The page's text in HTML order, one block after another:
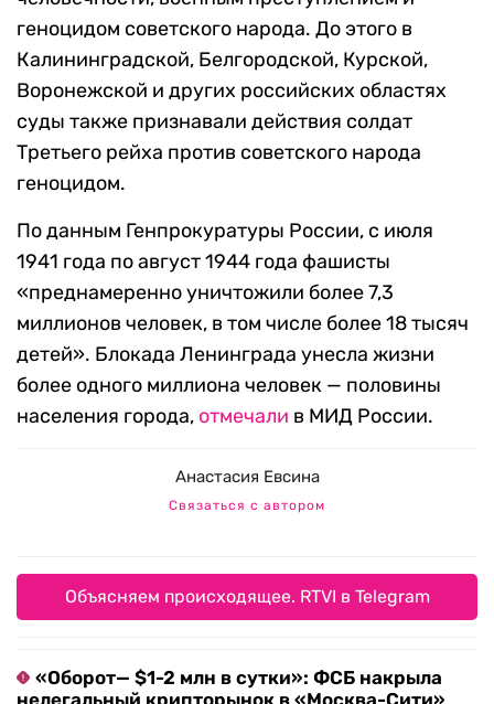
геноцидом советского народа. До этого в
Калининградской, Белгородской, Курской,
Воронежской и других российских областях
суды также признавали действия солдат
Третьего рейха против советского народа
геноцидом.
По данным Генпрокуратуры России, с июля
1941 года по август 1944 года фашисты
«преднамеренно уничтожили более 7,3
миллионов человек, в том числе более 18 тысяч
детей». Блокада Ленинграда унесла жизни
более одного миллиона человек — половины
населения города, отмечали в МИД России.
Анастасия Евсина
Связаться с автором
Объясняем происходящее. RTVI в Telegram
«Оборот— $1-2 млн в сутки»: ФСБ накрыла